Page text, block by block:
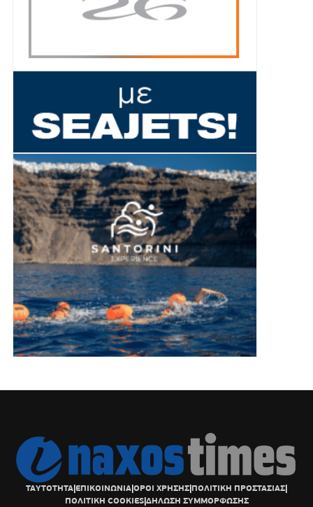
ΤΑΥΤΟΤΗΤΑ|ΕΠΙΚΟΙΝΩΝΙΑ|ΟΡΟΙ ΧΡΗΣΗΣ|ΠΟΛΙΤΙΚΗ ΠΡΟΣΤΑΣΙΑΣ|
ΠΟΛΙΤΙΚΗ COOKIES|ΔΗΛΩΣΗ ΣΥΜΜΟΡΦΩΣΗΣ